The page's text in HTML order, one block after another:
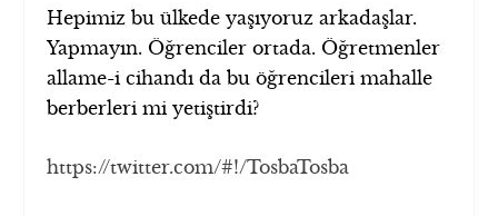
Hepimiz bu ülkede yaşıyoruz arkadaşlar.
Yapmayın. Öğrenciler ortada. Öğretmenler
allame-i cihandı da bu öğrencileri mahalle
berberleri mi yetiştirdi?
https://twitter.com/#!/TosbaTosba